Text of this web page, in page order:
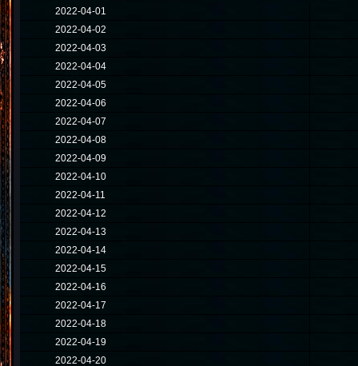
2022-04-01
2022-04-02
2022-04-03
2022-04-04
2022-04-05
2022-04-06
2022-04-07
2022-04-08
2022-04-09
2022-04-10
2022-04-11
2022-04-12
2022-04-13
2022-04-14
2022-04-15
2022-04-16
2022-04-17
2022-04-18
2022-04-19
2022-04-20